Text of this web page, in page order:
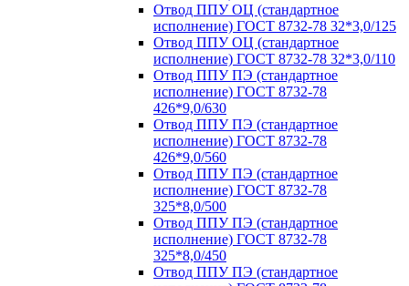
Отвод ППУ ОЦ (стандартное
исполнение) ГОСТ 8732-78 32*3,0/125
Отвод ППУ ОЦ (стандартное
исполнение) ГОСТ 8732-78 32*3,0/110
Отвод ППУ ПЭ (стандартное
исполнение) ГОСТ 8732-78
426*9,0/630
Отвод ППУ ПЭ (стандартное
исполнение) ГОСТ 8732-78
426*9,0/560
Отвод ППУ ПЭ (стандартное
исполнение) ГОСТ 8732-78
325*8,0/500
Отвод ППУ ПЭ (стандартное
исполнение) ГОСТ 8732-78
325*8,0/450
Отвод ППУ ПЭ (стандартное